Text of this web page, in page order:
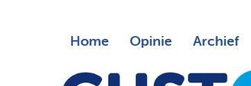
Home Opinie Archief